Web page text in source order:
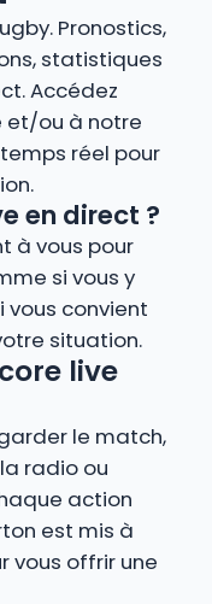
Pronostics,
statistiques
Accédez
et/ou à notre
réel pour
en direct ?
à vous pour
si vous y
vous convient
situation.
live
le match,
radio ou
action
est mis à
vous offrir une